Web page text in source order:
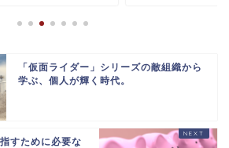
「仮面ライダー」シリーズの敵組織から
学ぶ、個人が輝く時代。
すために必要な